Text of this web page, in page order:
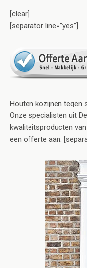
[clear]
[separator line=”yes”]
Houten kozijnen tegen
Onze specialisten uit
kwaliteitsproducten
een offerte aan.